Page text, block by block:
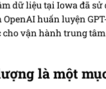
dữ liệu tại Iowa đã
huấn luyện
vận hành trung
là một